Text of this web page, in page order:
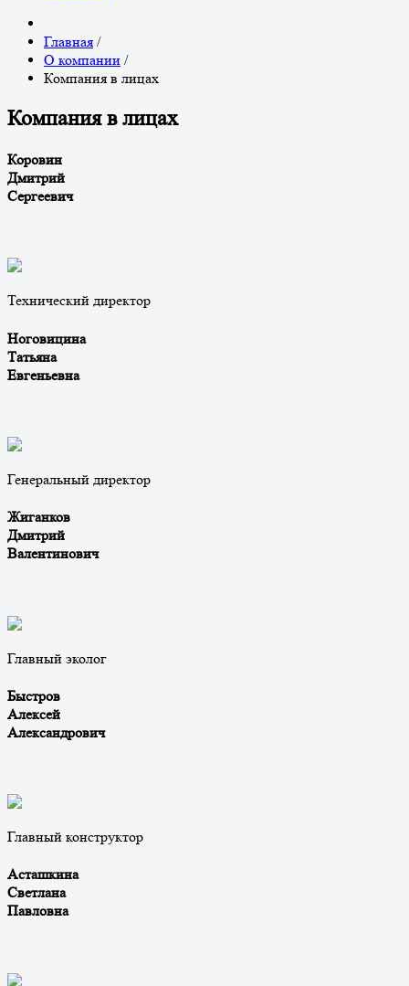
Главная /
О компании /
Компания в лицах
Компания в лицах
Коровин
Дмитрий
Сергеевич
Технический директор
Ноговицина
Татьяна
Евгеньевна
Генеральный директор
Жиганков
Дмитрий
Валентинович
Главный эколог
Быстров
Алексей
Александрович
Главный конструктор
Асташкина
Светлана
Павловна